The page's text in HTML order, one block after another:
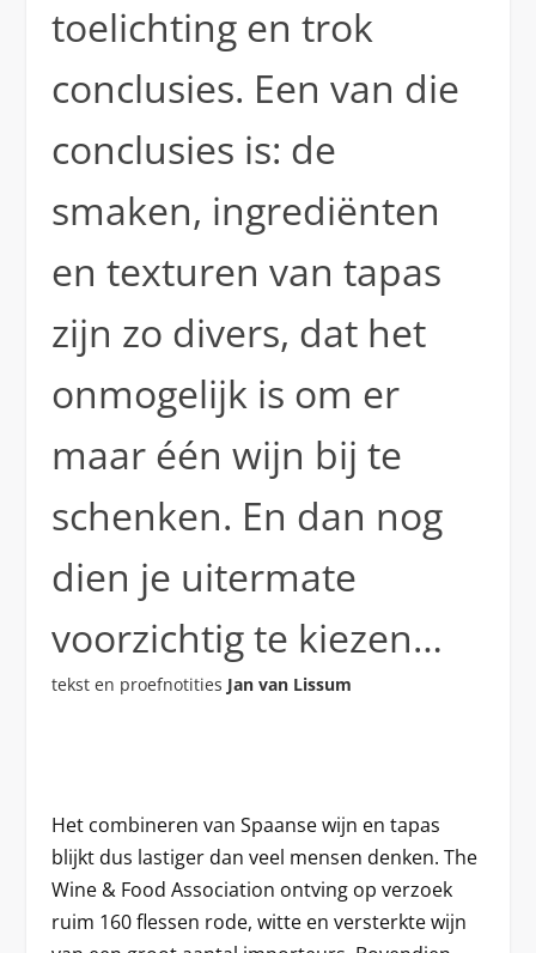
toelichting en trok
conclusies. Een van die
conclusies is: de
smaken, ingrediënten
en texturen van tapas
zijn zo divers, dat het
onmogelijk is om er
maar één wijn bij te
schenken. En dan nog
dien je uitermate
voorzichtig te kiezen…
tekst en proefnotities Jan van Lissum
Het combineren van Spaanse wijn en tapas
blijkt dus lastiger dan veel mensen denken. The
Wine & Food Association ontving op verzoek
ruim 160 flessen rode, witte en versterkte wijn